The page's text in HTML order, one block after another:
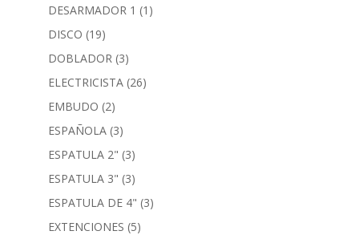
DESARMADOR 1 (1)
DISCO (19)
DOBLADOR (3)
ELECTRICISTA (26)
EMBUDO (2)
ESPAÑOLA (3)
ESPATULA 2" (3)
ESPATULA 3" (3)
ESPATULA DE 4" (3)
EXTENCIONES (5)